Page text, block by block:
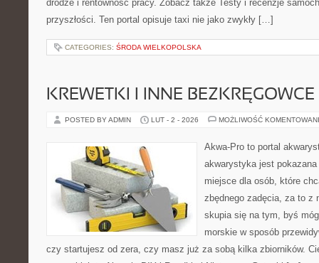
drodze i rentowność pracy. Zobacz także Testy i recenzje
przyszłości. Ten portal opisuje taxi nie jako zwykły […]
CATEGORIES: ŚRODA WIELKOPOLSKA
KREWETKI I INNE BEZKRĘGOWCE
POSTED BY ADMIN LUT - 2 - 2026 MOŻLIWOŚĆ
Akwa-Pro to portal
akwarystyka jest
miejsce dla osób, które
zbędnego zadęcia, za to z
skupia się na tym, byś
morskie w sposób
czy startujesz od zera, czy masz już za sobą kilka zbiorników.